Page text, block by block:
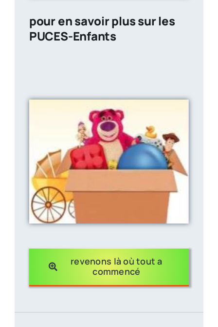
pour en savoir plus sur les
PUCES-Enfants
revenons là où tout a
commencé